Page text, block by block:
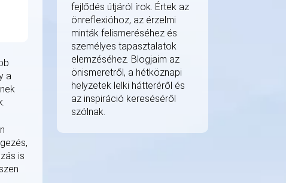
a
is
fejlődés útjáról írok. Értek az
önreflexióhoz, az érzelmi
minták felismeréséhez és
személyes tapasztalatok
elemzéséhez. Blogjaim az
önismeretről, a hétköznapi
helyzetek lelki hátteréről és
az inspiráció kereséséről
szólnak.